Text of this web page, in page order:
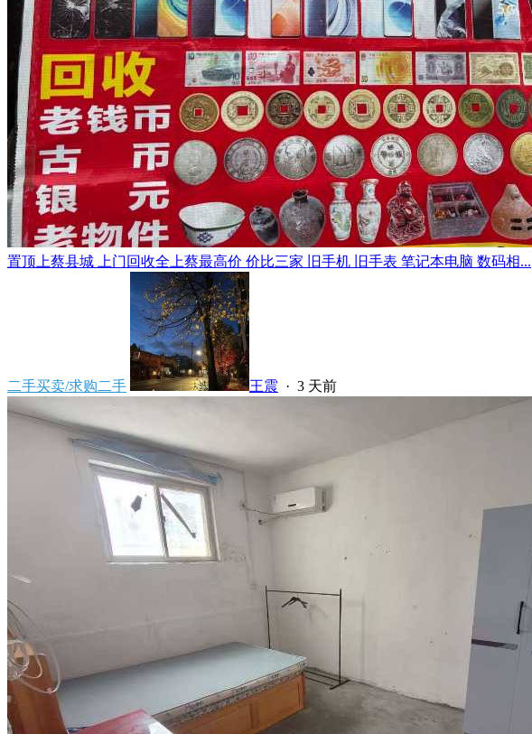
置顶 上蔡县城 上门回收全上蔡最高价 价比三家 旧手机 旧手表 笔记本电脑 数码相...
二手买卖/求购二手 王震 · 3 天前